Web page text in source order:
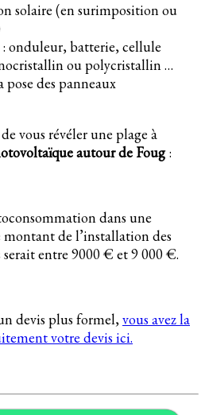
solaire (en surimposition ou
onduleur, batterie, cellule
ou polycristallin …
pose des panneaux
vous révéler une plage à
autour de Foug:
dans une
de l’installation des
entre 9000 € et 9 000 €.
devis plus formel,vous avez la
votre devis ici.